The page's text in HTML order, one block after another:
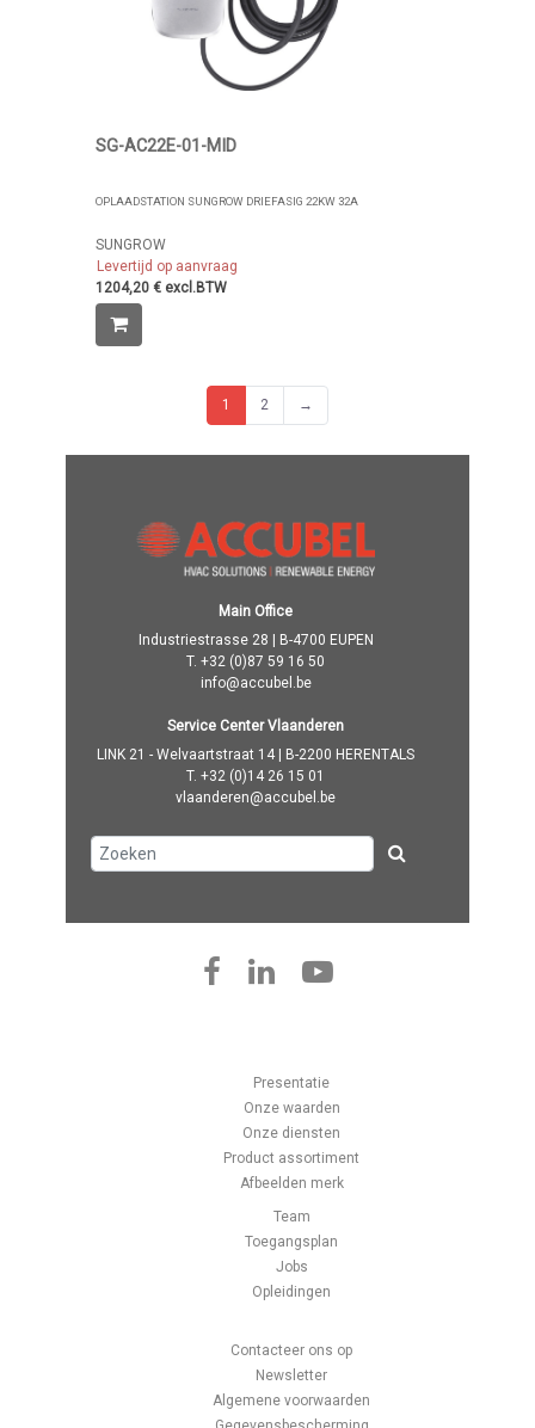
SG-AC22E-01-MID
OPLAADSTATION SUNGROW DRIEFASIG 22KW 32A
SUNGROW
Levertijd op aanvraag
1204,20 € excl.BTW
1 2 →
Main Office
Industriestrasse 28 | B-4700 EUPEN
T. +32 (0)87 59 16 50
info@accubel.be
Service Center Vlaanderen
LINK 21 - Welvaartstraat 14 | B-2200 HERENTALS
T. +32 (0)14 26 15 01
vlaanderen@accubel.be
Presentatie
Onze waarden
Onze diensten
Product assortiment
Afbeelden merk
Team
Toegangsplan
Jobs
Opleidingen
Contacteer ons op
Newsletter
Algemene voorwaarden